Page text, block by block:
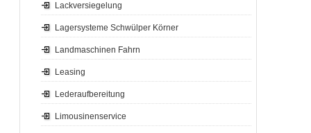
Lackversiegelung
Lagersysteme Schwülper Körner
Landmaschinen Fahrn
Leasing
Lederaufbereitung
Limousinenservice